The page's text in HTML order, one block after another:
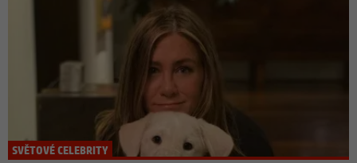
SVĚTOVÉ CELEBRITY